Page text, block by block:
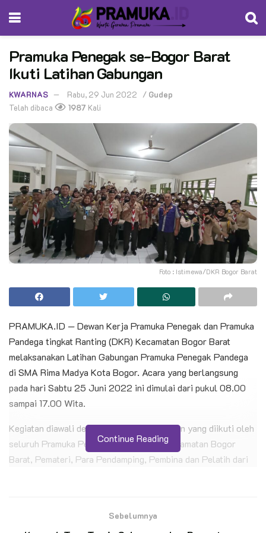
Pramuka Penegak se-Bogor Barat
Ikuti Latihan Gabungan
KWARNAS Rabu, 29 Jun 2022 / Gudep
Telah dibaca
1987 Kali
Foto : Istimewa/DKR Bogor Barat
PRAMUKA.ID — Dewan Kerja Pramuka Penegak dan Pramuka
Pandega tingkat Ranting (DKR) Kecamatan Bogor Barat
melaksanakan Latihan Gabungan Pramuka Penegak Pandega
di SMA Rima Madya Kota Bogor. Acara yang berlangsung
pada hari Sabtu 25 Juni 2022 ini dimulai dari pukul 08.00
sampai 17.00 Wita.
Kegiatan diawali dengan upacara pembukaan yang diikuti oleh
seluruh Pramuka Penegak Pandega Se-kecamatan Bogor
Barat, Pemateri, Para Pendamping, Pembina dan Pelatih dari
Continue Reading
Sebelumnya